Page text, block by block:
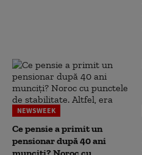
NEWSWEEK
Ce pensie a primit un
pensionar după 40 ani